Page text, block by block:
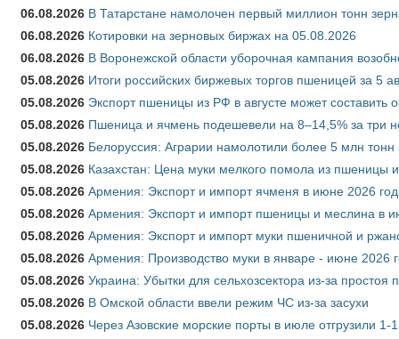
06.08.2026 В Татарстане намолочен первый миллион тонн
06.08.2026 Котировки на зерновых биржах на 05.08.2026
06.08.2026 В Воронежской области уборочная кампания
05.08.2026 Итоги российских биржевых торгов пшеницей за 5
05.08.2026 Экспорт пшеницы из РФ в августе может составить
05.08.2026 Пшеница и ячмень подешевели на 8–14,5% за три
05.08.2026 Белоруссия: Аграрии намолотили более 5 млн тонн
05.08.2026 Казахстан: Цена муки мелкого помола из пшеницы
05.08.2026 Армения: Экспорт и импорт ячменя в июне 2026
05.08.2026 Армения: Экспорт и импорт пшеницы и меслина в
05.08.2026 Армения: Экспорт и импорт муки пшеничной и
05.08.2026 Армения: Производство муки в январе - июне 2026
05.08.2026 Украина: Убытки для сельхозсектора из-за простоя
05.08.2026 В Омской области ввели режим ЧС из-за засухи
05.08.2026 Через Азовские морские порты в июле отгрузили